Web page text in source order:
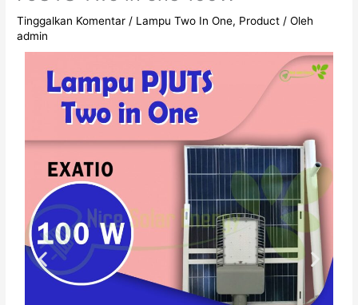
Tinggalkan Komentar / Lampu Two In One, Product / Oleh
admin